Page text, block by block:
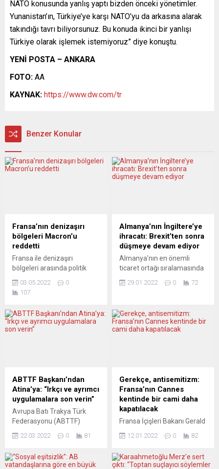
NATO konusunda yanlış yaptı bizden önceki yönetimler.
Yunanistan’ın, Türkiye’ye karşı NATO’yu da arkasına alarak
takındığı tavrı biliyorsunuz. Bu konuda ikinci bir yanlışı
Türkiye olarak işlemek istemiyoruz” diye konuştu.
YENİ POSTA – ANKARA
FOTO: AA
KAYNAK: https://www.dw.com/tr
Benzer Konular
Fransa’nın denizaşırı
bölgeleri Macron’u
reddetti
Fransa ile denizaşırı
bölgeleri arasında politik
bölgelerde ilk turda
çoğunluk sol popülist Jean-
verirken, ikinci turda Marine
Le Pen oyların yüzde 58’ini
ilişkilerinde yaşanan derin
krizi de ortaya çıkardı. LE
FIGARO (Fransa) İŞ DE...
03.05.2022
0
107
Almanya’nın İngiltere’ye
ihracatı: Brexit’ten sonra
düşmeye devam ediyor
Almanya’nın en önemli
ticaret ortağı sıralamasında
sırada bulunurken, geçen yıl
ihracatı 2021’de yüzde 2,5
oranında düşerek, Brexit
İngiltere’ye ihracatına ilişkin
2021 öncü verilerini açıkladı.
Buna göre 2021’de...
29.01.2022 0 72
ABTTF Başkanı’ndan
Atina’ya: “Irkçı ve ayrımcı
uygulamalara son verin”
Avrupa Batı Trakya Türk
Federasyonu (ABTTF)
konuya ilişkin yaptığı
seslendi: “Ülkemiz
22.03.2022 0 81
Gerekçe, antisemitizm:
Fransa’nın Cannes
kentinde bir cami daha
kapatılacak
Fransa İçişleri Bakanı Gerald
bir caminin “antisemitik
iddiasıyla kapatılacağını
12.01.2022 0 82